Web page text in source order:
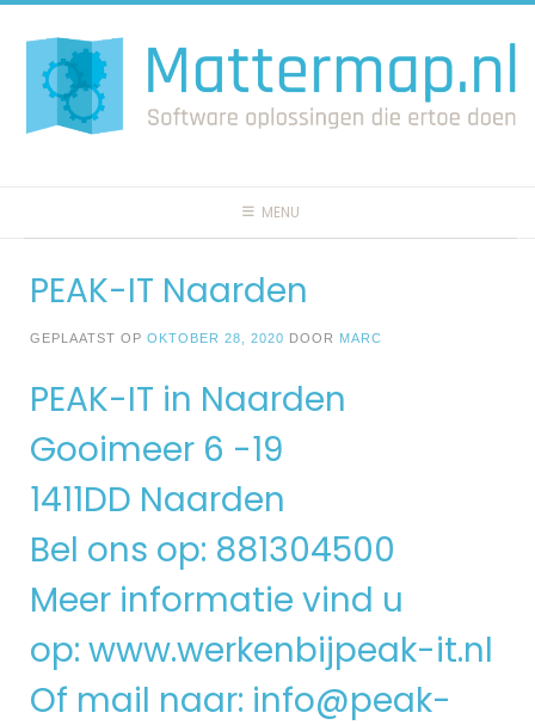
naar
inhoud
MENU
PEAK-IT Naarden
GEPLAATST OP OKTOBER 28, 2020 DOOR MARC
PEAK-IT in Naarden
Gooimeer 6 -19
1411DD Naarden
Bel ons op: 881304500
Meer informatie vind u
op: www.werkenbijpeak-it.nl
Of mail naar: info@peak-